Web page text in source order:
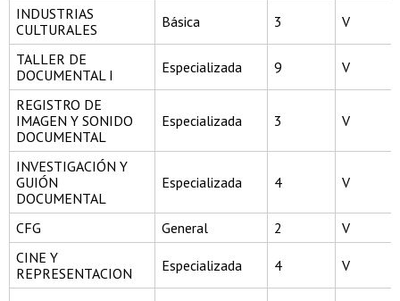
INDUSTRIAS
CULTURALES
Básica 3 V
TALLER DE
DOCUMENTAL I
Especializada 9 V
REGISTRO DE
IMAGEN Y SONIDO
DOCUMENTAL
Especializada 3 V
INVESTIGACIÓN Y
GUIÓN
DOCUMENTAL
Especializada 4 V
CFG General 2
V
CINE Y
REPRESENTACION
Especializada 4 V